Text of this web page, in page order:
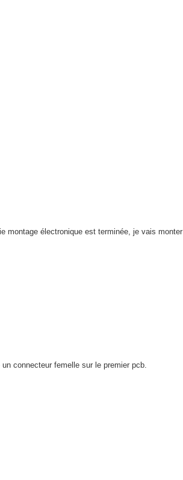
montage électronique est terminée, je vais
connecteur femelle sur le premier pcb.